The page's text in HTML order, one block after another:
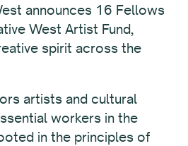
announces 16 Fellows
West Artist Fund,
spirit across the
artists and cultural
workers in the
in the principles of